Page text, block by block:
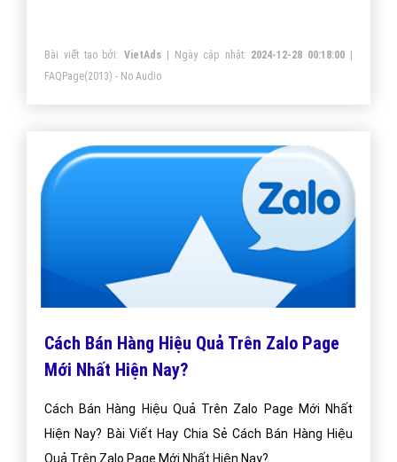
trẻ. Lần đầu tiên, người Việt đã phát triển được 1
mạng xã hội có người dùng rộng rãi, phổ biến. Nó là
phần mềm tìm kiếm tình yêu hữu hiệu nhất.
Bài viết tạo bởi:VietAds | Ngày cập nhật: 2024-12-28 00:18:00
FAQPage(2013) - No Audio
Cách Bán Hàng Hiệu Quả Trên Zalo Page
Mới Nhất Hiện Nay?
Cách Bán Hàng Hiệu Quả Trên Zalo Page Mới Nhất
Hiện Nay? Bài Viết Hay Chia Sẻ Cách Bán Hàng Hiệu
Quả Trên Zalo Page Mới Nhất Hiện Nay?